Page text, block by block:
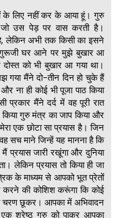
के लिए नहीं कर के आया हूं। गुरु
उस पेड़ पर वास करती है।
लेकिन अभी तक किसी का इसने
गुरूजी घर आने पर मुझे बुखार आ
को भी बुखार आ गया था।
गया मैंने दो-तीन दिन हो चुके हैं
ना ही कोई भी पूजा पाठ किया
प्रकार मैंने दर्द में वह पूरी रात
गुरु मंत्र का जाप किया और
एक छोटा सा प्रयास है। जिन
सच माने जिन्हें यह मानना है कि
जारी रखूंगा और दुनिया
लेकिन प्रयास तो किया ही जा
के माध्यम से आपको भूत प्रेतों
करने की कोशिश करूंगा कि कोई
चरण छूकर। आपका में अभिवादन
श्रेष्ठ गुरु को पाकर आपका